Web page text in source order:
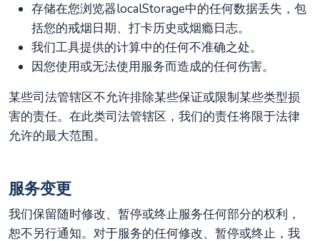
存储在您浏览器localStorage中的任何数据丢失，包
括您的戒烟日期、打卡历史或烟瘾日志。
我们工具提供的计算中的任何不准确之处。
因您使用或无法使用服务而造成的任何伤害。
某些司法管辖区不允许排除某些保证或限制某些类型损
害的责任。在此类司法管辖区，我们的责任将限于法律
允许的最大范围。
服务变更
我们保留随时修改、暂停或终止服务任何部分的权利，
恕不另行通知。对于服务的任何修改、暂停或终止，我